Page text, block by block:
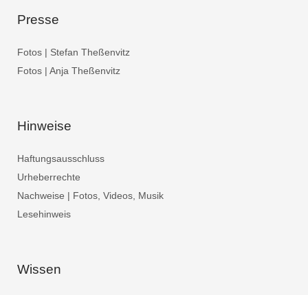
Presse
Fotos | Stefan Theßenvitz
Fotos | Anja Theßenvitz
Hinweise
Haftungsausschluss
Urheberrechte
Nachweise | Fotos, Videos, Musik
Lesehinweis
Wissen